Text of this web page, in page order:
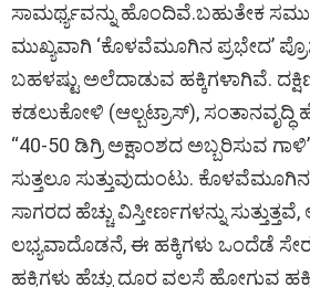
ಸಾಮರ್ಥ್ಯವನ್ನು ಹೊಂದಿವೆ.ಬಹುತೇಕ
ಮುಖ್ಯವಾಗಿ ‘ಕೊಳವೆಮೂಗಿನ ಪ್ರಭೇದ’
ಬಹಳಷ್ಟು ಅಲೆದಾಡುವ ಹಕ್ಕಿಗಳಾಗಿವೆ.
ಕಡಲುಕೋಳಿ (ಆಲ್ಬಟ್ರಾಸ್‌),
“40-50 ಡಿಗ್ರಿ ಅಕ್ಷಾಂಶದ ಅಬ್ಬರಿಸುವ
ಸುತ್ತಲೂ ಸುತ್ತುವುದುಂಟು.
ಸಾಗರದ ಹೆಚ್ಚು ವಿಸ್ತೀರ್ಣಗಳನ್ನು
ಲಭ್ಯವಾದೊಡನೆ, ಈ ಹಕ್ಕಿಗಳು ಒಂದೆಡೆ
ಹಕ್ಕಿಗಳು ಹೆಚ್ಚು ದೂರ ವಲಸೆ ಹೋಗುವ